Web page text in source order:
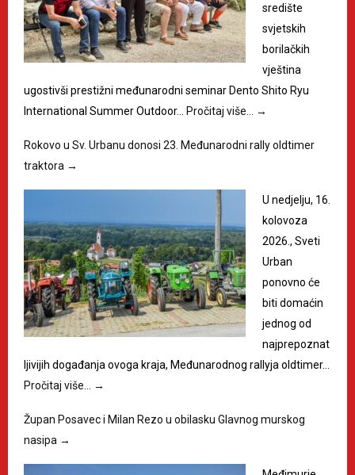
središte
svjetskih
borilačkih
vještina
ugostivši prestižni međunarodni seminar Dento Shito Ryu
International Summer Outdoor…
Pročitaj više… →
Rokovo u Sv. Urbanu donosi 23. Međunarodni rally oldtimer
traktora →
U nedjelju, 16.
kolovoza
2026., Sveti
Urban
ponovno će
biti domaćin
jednog od
najprepoznat
ljivijih događanja ovoga kraja, Međunarodnog rallyja oldtimer…
Pročitaj više…
→
Župan Posavec i Milan Rezo u obilasku Glavnog murskog
nasipa →